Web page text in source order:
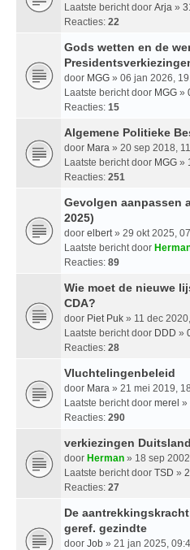
Laatste bericht door Arja »
Reacties: 22
Gods wetten en de
door MGG » 06 jan 2026,
Laatste bericht door MGG »
Reacties: 15
Algemene Politieke
door Mara » 20 sep 2018,
Laatste bericht door MGG »
Reacties: 251
Gevolgen aanpassen
2025)
door elbert » 29 okt 2025,
Laatste bericht door
Reacties: 89
Wie moet de nieuwe
CDA?
door Piet Puk » 11 dec
Laatste bericht door DDD »
Reacties: 28
Vluchtelingenbeleid
door Mara » 21 mei 2019,
Laatste bericht door merel »
Reacties: 290
verkiezingen Duitsland
door Herman » 18 sep
Laatste bericht door TSD »
Reacties: 27
De
geref. gezindte
door Job » 21 jan 2025,